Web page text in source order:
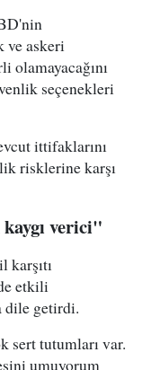
ve askeri
olamayacağını
seçenekleri
ittifaklarını
risklerine karşı
verici"
karşıtı
etkili
dile getirdi.
sert tutumları var.
umuyorum